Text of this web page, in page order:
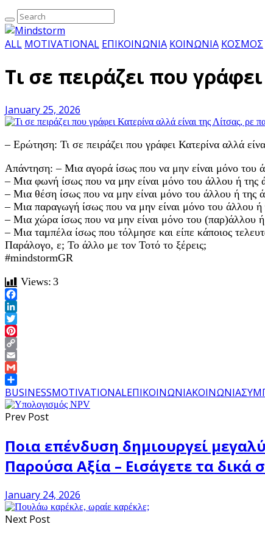
ALL MOTIVATIONAL ΕΠΙΚΟΙΝΩΝΙΑ ΚΟΙΝΩΝΙΑ ΚΟΣΜΟΣ
Τι σε πειράζει που
January 25, 2026
– Ερώτηση: Τι σε πειράζει που γράφει Κατερίνα αλλά
Απάντηση: – Μια αγορά ίσως που να μην είναι μόνο του
– Μια φωνή ίσως που να μην είναι μόνο του άλλου ή της
– Μια θέση ίσως που να μην είναι μόνο του άλλου ή
– Μια παραγωγή ίσως που να μην είναι μόνο του άλλου ή
– Μια χώρα ίσως που να μην είναι μόνο του (παρ)άλλου
– Μια ταμπέλα ίσως που τόλμησε και είπε κάποιος
Παράλογο, ε; Το άλλο με τον Τοτό το ξέρεις;
#mindstormGR
Views: 3
Facebook
LinkedIn
Twitter
Pinterest
Copy
Link
Email
Gmail
Share
BUSINESSMOTIVATIONALΕΠΙΚΟΙΝΩΝΙΑΚΟΙΝΩΝΙΑ
Prev Post
Ποια επένδυση δημιουργεί
Παρούσα Αξία – Εισάγετε τα δικά
January 24, 2026
Next Post